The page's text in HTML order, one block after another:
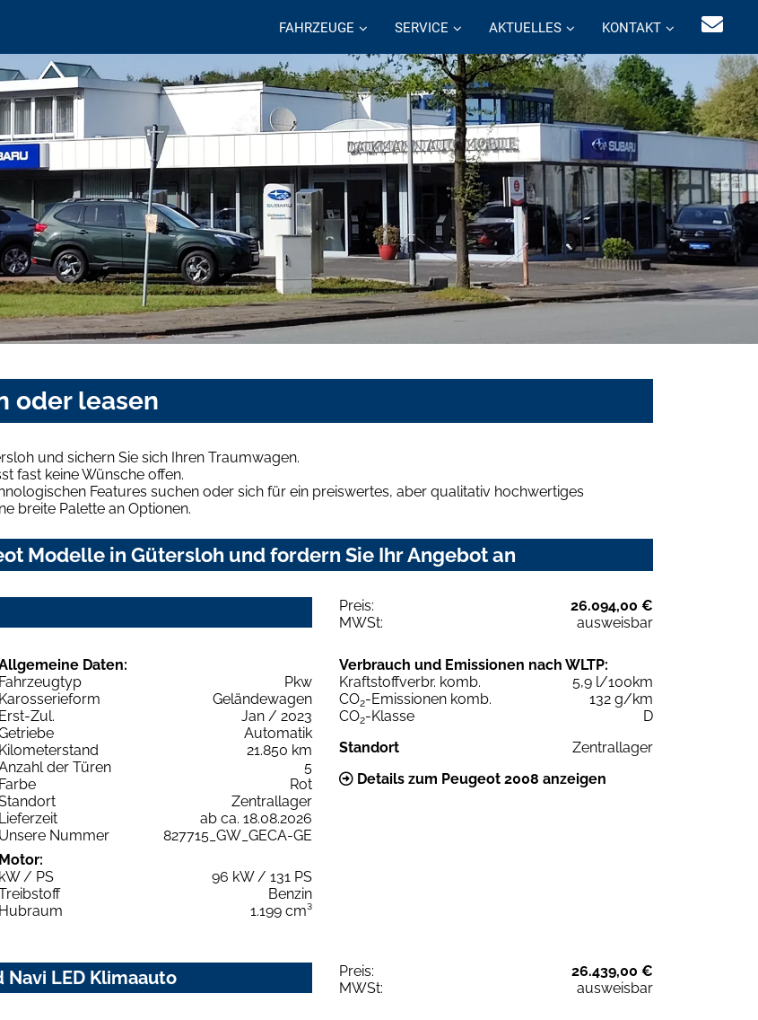
FAHRZEUGE SERVICE AKTUELLES KONTAKT
oder leasen
und sichern Sie sich Ihren Traumwagen.
fast keine Wünsche offen.
Features suchen oder sich für ein preiswertes, aber qualitativ hochwertiges
breite Palette an Optionen.
Modelle in Gütersloh und fordern Sie Ihr Angebot an
Preis:
26.094,00 €
MWSt:
ausweisbar
Daten:
Fahrzeugtyp
Pkw
Karosserieform
Geländewagen
Erst-Zul.
Jan / 2023
Automatik
Kilometerstand
21.850 km
der Türen
5
Farbe
Rot
Zentrallager
Lieferzeit
ab ca. 18.08.2026
Unsere Nummer
827715_GW_GECA-GE
Motor:
kW / PS
96 kW / 131 PS
Benzin
Hubraum
1.199 cm³
Verbrauch und Emissionen nach WLTP:
Kraftstoffverbr. komb.
5,9 l/100km
CO2-Emissionen komb.
132 g/km
CO2-Klasse
D
Standort
Zentrallager
Details zum Peugeot 2008 anzeigen
Navi LED Klimaauto Preis:
26.439,00 €
MWSt:
ausweisbar